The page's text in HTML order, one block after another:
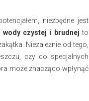
niezbędne jest
wody czystej i brudnej to
Niezależnie od tego,
czy do specjalnych
może znacząco wpłynąć